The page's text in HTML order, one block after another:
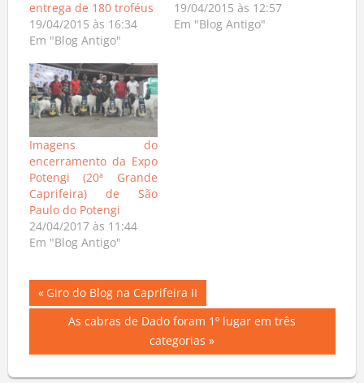
entrega de 180 troféus
19/04/2015 às 16:34
Em "Blog Antigo"
19/04/2015 às 12:57
Em "Blog Antigo"
Imagens do
encerramento da Expo
Potengi (20ª Grande
Caprifeira) de São
Paulo do Potengi
24/04/2017 às 11:44
Em "Blog Antigo"
Navegação
Post
Previous
Post:
Giro do Blog na Caprifeira II
Next
As cabras de Dado foram 1º lugar em três
categorias